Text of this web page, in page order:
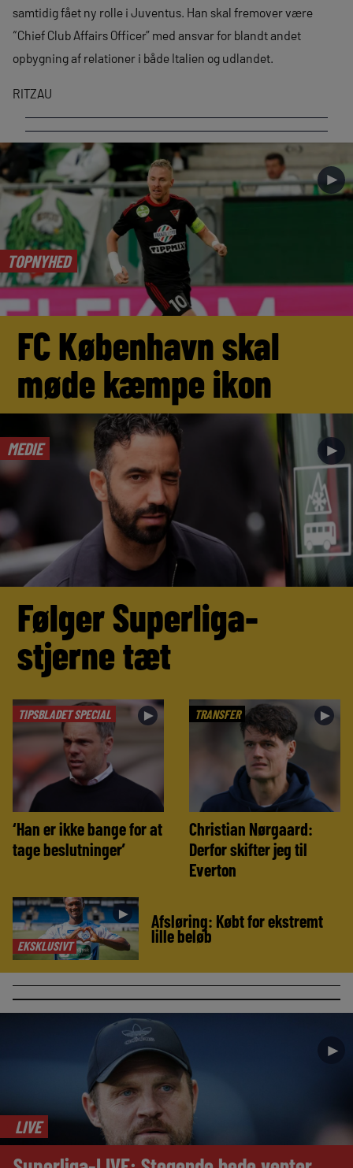
samtidig fået ny rolle i Juventus. Han skal fremover være
“Chief Club Affairs Officer” med ansvar for blandt andet
opbygning af relationer i både Italien og udlandet.
RITZAU
TOPNYHED
►
FC København skal
møde kæmpe ikon
MEDIE ►
Følger Superliga-
stjerne tæt
TIPSBLADET SPECIAL ►
‘Han er ikke bange for at
tage beslutninger’
TRANSFER ►
Christian Nørgaard:
Derfor skifter jeg til
Everton
EKSKLUSIVT
► Afsløring: Købt for ekstremt
lille beløb
►
LIVE